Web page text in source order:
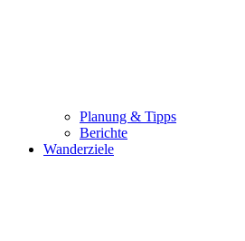
Planung & Tipps
Berichte
Wanderziele